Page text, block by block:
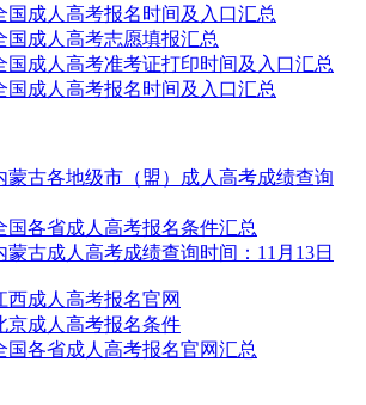
国成人高考报名时间及入口汇总
国成人高考志愿填报汇总
国成人高考准考证打印时间及入口汇总
国成人高考报名时间及入口汇总
蒙古各地级市（盟）成人高考成绩查询
国各省成人高考报名条件汇总
蒙古成人高考成绩查询时间：11月13日
西成人高考报名官网
京成人高考报名条件
国各省成人高考报名官网汇总